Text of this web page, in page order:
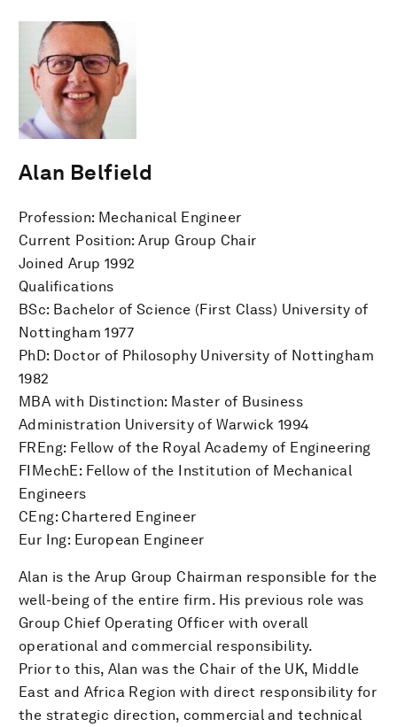
Alan Belfield
Profession: Mechanical Engineer
Current Position: Arup Group Chair
Joined Arup 1992
Qualifications
BSc: Bachelor of Science (First Class) University of
Nottingham 1977
PhD: Doctor of Philosophy University of Nottingham
1982
MBA with Distinction: Master of Business
Administration University of Warwick 1994
FREng: Fellow of the Royal Academy of Engineering
FIMechE: Fellow of the Institution of Mechanical
Engineers
CEng: Chartered Engineer
Eur Ing: European Engineer
Alan is the Arup Group Chairman responsible for the
well-being of the entire firm. His previous role was
Group Chief Operating Officer with overall
operational and commercial responsibility.
Prior to this, Alan was the Chair of the UK, Middle
East and Africa Region with direct responsibility for
the strategic direction, commercial and technical